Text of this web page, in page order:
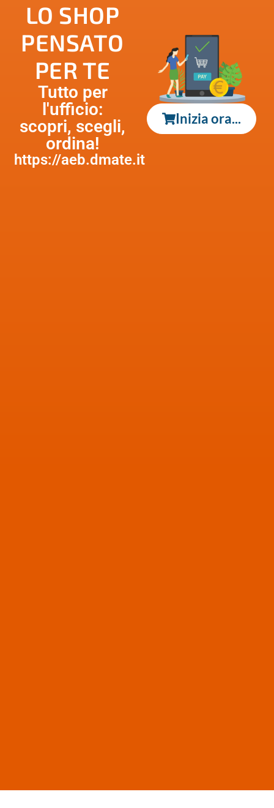
LO SHOP
PENSATO
PER TE
Tutto per
l'ufficio:
scopri, scegli,
ordina!
https://aeb.dmate.it
Inizia ora...